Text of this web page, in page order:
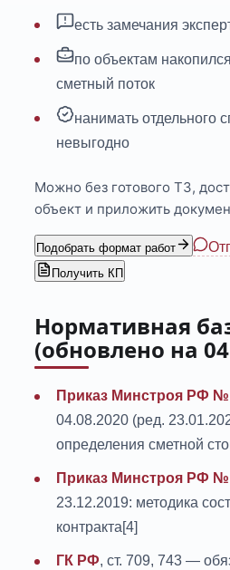
есть замечания
по объектам
сметный поток
нанимать отдельного
невыгодно
Можно без готового ТЗ,
объект и приложить
Подобрать формат работ
Получить КП
Нормативная
(обновлено на
Приказ Минстроя РФ №
04.08.2020 (ред.
определения сметной
Приказ Минстроя РФ №
23.12.2019: методика
контракта[4]
ГК РФ, ст. 709, 743 —